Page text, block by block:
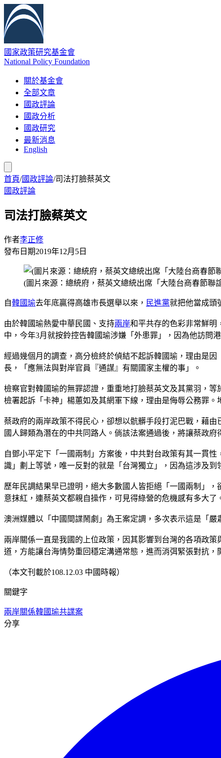
國家政策研究基金會
National Policy Foundation
關於基金會
全部文章
國政評論
國政分析
國政研究
最新消息
English
首頁/國政評論/司法打臉蔡英文
國政評論
司法打臉蔡英文
作者李正修
發布日期2019年12月5日
(圖片來源：總統府，蔡英文總統出席「大陸台商春節聯
自韓國瑜去年底贏得高雄市長選舉以來， 民進黨就把他當成頭
由於韓國瑜熱愛中華民國、支持兩岸和平共存的色彩非常鮮明
中，今年3月就按鈴控告韓國瑜涉嫌「外患罪」，因為他訪問
經過幾個月的調查，高分檢終於偵結不起訴韓國瑜，理由是
長，「應無法與對岸官員『通謀』有關國家主權的事」。
檢察官對韓國瑜的無罪認證，重重地打臉蔡英文及其黨羽，等
檢署起訴「卡神」楊蕙如及其網軍下線，理由是侮辱公務罪
蔡政府的兩岸政策不得民心，卻想以骯髒手段打泥巴戰，藉
國人歸類為潛在的中共同路人。倘該法案通過後，將讓蔡政
自鄧小平定下「一國兩制」方案後，中共對台政策有其一貫
識」劃上等號，唯一反對的就是「台灣獨立」，因為這涉及
歷年民調結果早已證明，絕大多數國人皆拒絕「一國兩制」
意抹紅，連蔡英文都親自操作，可見得綠營的危機感有多大了
澳洲媒體以「中國間諜鬧劇」為王案定調，多次表示這是「
兩岸關係一直是我國的上位政策，因其影響到台灣的各項政
道，方能讓台海情勢重回穩定溝通常態，進而消弭緊張對抗
（本文刊載於108.12.03 中國時報）
關鍵字
兩岸關係韓國瑜共諜案
分享